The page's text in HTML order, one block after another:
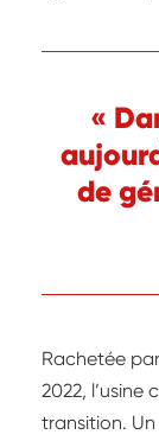
«
de
Rachetée
2022,
transition.